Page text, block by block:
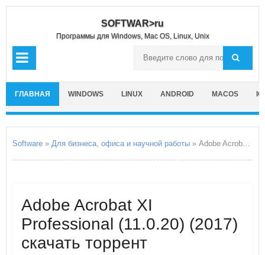
SOFTWAR>ru
Программы для Windows, Mac OS, Linux, Unix
ГЛАВНАЯ WINDOWS LINUX ANDROID MACOS
Software » Для бизнеса, офиса и научной работы » Adobe Acrobat XI Professional
Adobe Acrobat XI
Professional (11.0.20) (2017)
скачать торрент